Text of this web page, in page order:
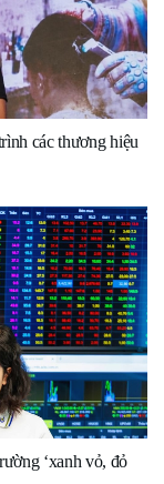
các thương hiệu
‘xanh vỏ, đỏ